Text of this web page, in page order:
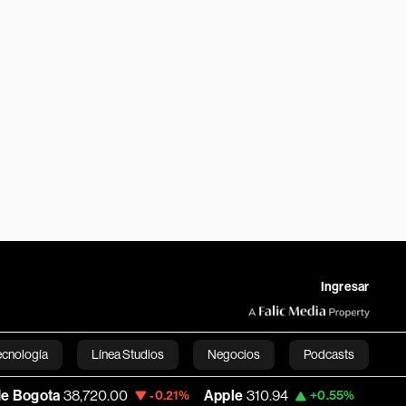
Ingresar
Línea Studios Negocios Podcasts
English-0.21% Apple 310.94 +0.55% USD COP 3,175.95